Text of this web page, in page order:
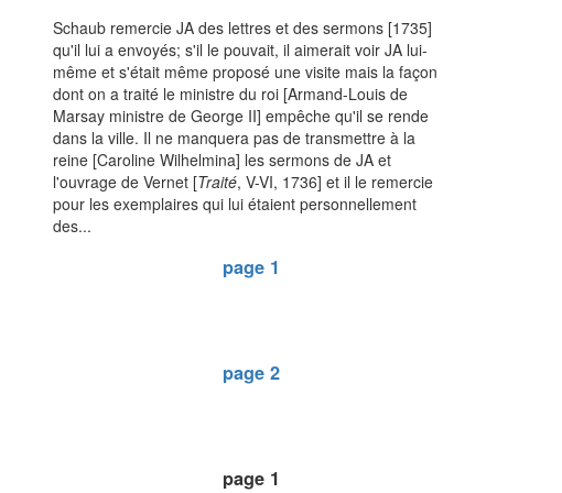
Schaub remercie JA des lettres et des sermons [1735]
qu'il lui a envoyés; s'il le pouvait, il aimerait voir JA lui-
même et s'était même proposé une visite mais la façon
dont on a traité le ministre du roi [Armand-Louis de
Marsay ministre de George II] empêche qu'il se rende
dans la ville. Il ne manquera pas de transmettre à la
reine [Caroline Wilhelmina] les sermons de JA et
l'ouvrage de Vernet [Traité, V-VI, 1736] et il le remercie
pour les exemplaires qui lui étaient personnellement
des...
page 1
page 2
page 1